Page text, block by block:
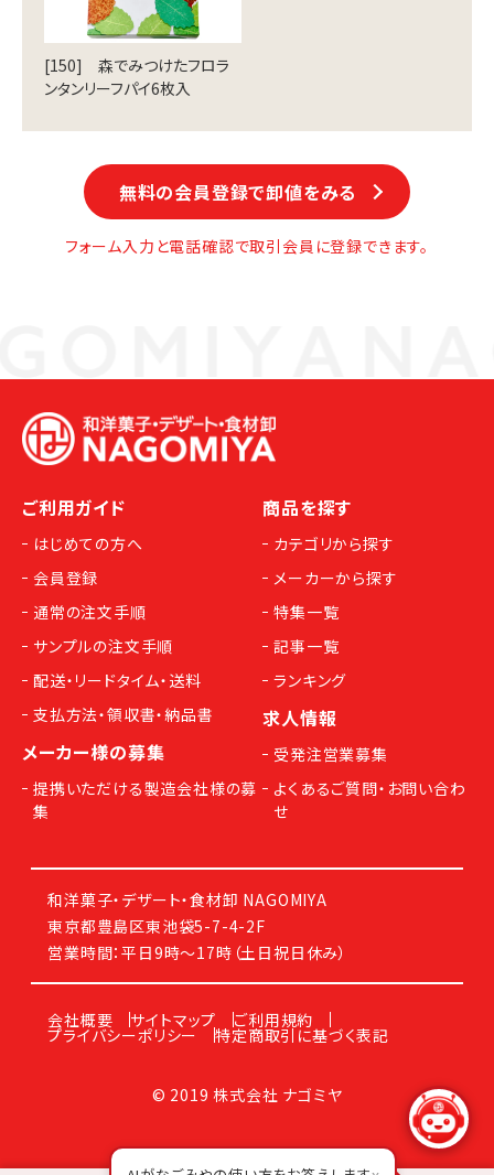
[150] 森でみつけたフロラ
ンタンリーフパイ6枚入
無料の会員登録で卸値をみる
フォーム入力と電話確認で取引会員に登録できます。
ご利用ガイド
はじめての方へ
会員登録
通常の注文手順
サンプルの注文手順
配送・リードタイム・送料
支払方法・領収書・納品書
メーカー様の募集
提携いただける製造会社様の募
集
商品を探す
カテゴリから探す
メーカーから探す
特集一覧
記事一覧
ランキング
求人情報
受発注営業募集
よくあるご質問・お問い合わ
せ
和洋菓子・デザート・食材卸 NAGOMIYA
東京都豊島区東池袋5-7-4-2F
営業時間：平日9時～17時（土日祝日休み）
会社概要 サイトマップ ご利用規約
プライバシーポリシー 特定商取引に基づく表記
© 2019 株式会社 ナゴミヤ